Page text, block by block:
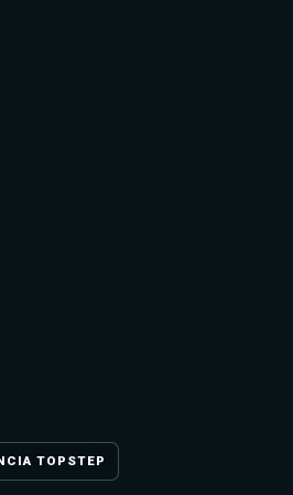
TOPSTEP